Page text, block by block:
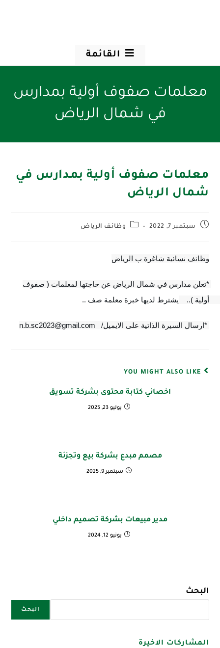
القائمة
معلمات صفوف أولية بمدارس
في شمال الرياض
معلمات صفوف أولية بمدارس في
شمال الرياض
سبتمبر 7, 2022 وظائف الرياض
وظائف نسائية شاغرة ب الرياض
أولية )..
يشترط لديها خبرة معلمة صف ..
*ارسال السيرة الذاتية على الايميل/   n.b.sc2023@gmail.com
YOU MIGHT ALSO LIKE
اخصائي كتابة محتوى بشركة تسويق
يوليو 23, 2025
مصمم مبدع بشركة بيع وتجزئة
سبتمبر 9, 2025
مدير مبيعات بشركة تصميم داخلي
يونيو 12, 2024
البحث
البحث
المشاركات الاخيرة